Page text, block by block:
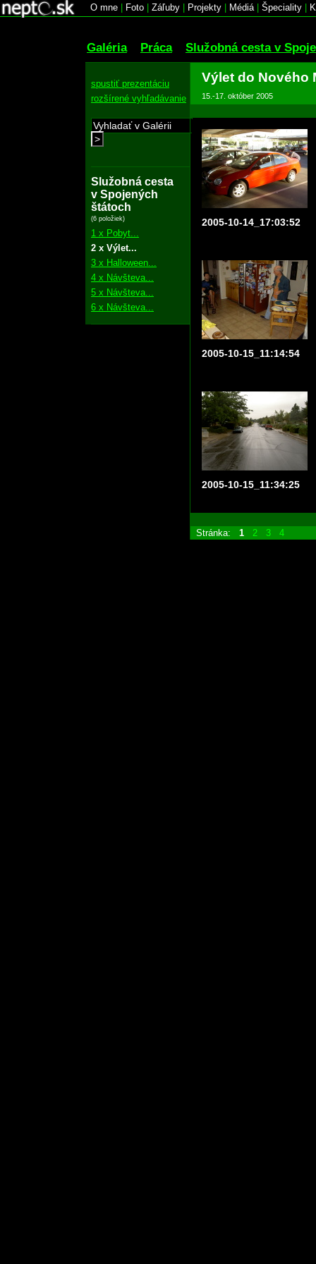
O mne Foto Záľuby Projekty Médiá| Špeciality
Galéria Práca Služobná cesta v
spustiť prezentáciu
rozšírené vyhľadávanie
>
Služobná cesta
v Spojených
štátoch
(6 položiek)
1 x Pobyt...
2 x Výlet...
3 x Halloween...
4 x Návšteva...
5 x Návšteva...
6 x Návšteva...
Výlet do Nového
15.-17. október 2005
2005-10-14_17:03:52
2005-10-15_11:14:54
2005-10-15_11:34:25
Stránka: 1 2 3 4